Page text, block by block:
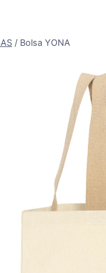
/ Bolsa YONA